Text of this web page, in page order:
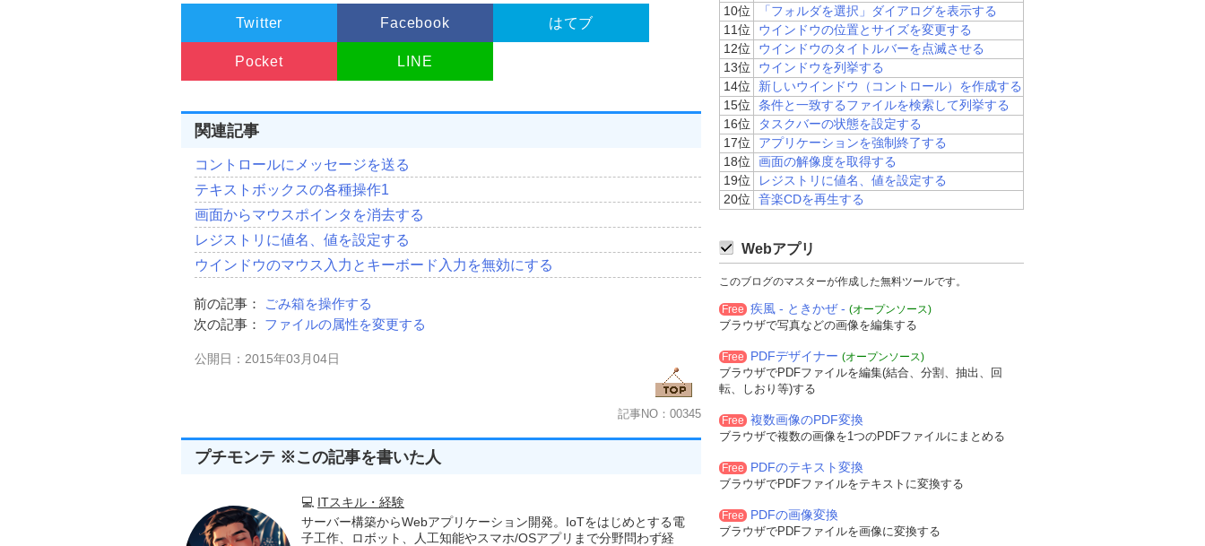
Twitter Facebook はてブ
Pocket LINE
関連記事
コントロールにメッセージを送る
テキストボックスの各種操作1
画面からマウスポインタを消去する
レジストリに値名、値を設定する
ウインドウのマウス入力とキーボード入力を無効にする
前の記事：
ごみ箱を操作する
次の記事：
ファイルの属性を変更する
公開日：2015年03月04日
記事NO：00345
プチモンテ ※この記事を書いた人
💻 ITスキル・経験
サーバー構築からWebアプリケーション開発。IoTをはじめとする電
子工作、ロボット、人工知能やスマホ/OSアプリまで分野問わず経
10位
「フォルダを選択」ダイアログを表示する
11位
ウインドウの位置とサイズを変更する
12位
ウインドウのタイトルバーを点滅させる
13位
ウインドウを列挙する
14位
新しいウインドウ（コントロール）を作成する
15位
条件と一致するファイルを検索して列挙する
16位
タスクバーの状態を設定する
17位
アプリケーションを強制終了する
18位
画面の解像度を取得する
19位
レジストリに値名、値を設定する
20位
音楽CDを再生する
Webアプリ
このブログのマスターが作成した無料ツールです。
Free 疾風 - ときかぜ - (オープンソース)
ブラウザで写真などの画像を編集する
Free PDFデザイナー (オープンソース)
ブラウザでPDFファイルを編集(結合、分割、抽出、回
転、しおり等)する
Free 複数画像のPDF変換
ブラウザで複数の画像を1つのPDFファイルにまとめる
Free PDFのテキスト変換
ブラウザでPDFファイルをテキストに変換する
Free PDFの画像変換
ブラウザでPDFファイルを画像に変換する